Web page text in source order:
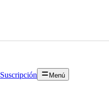
Suscripción Menú